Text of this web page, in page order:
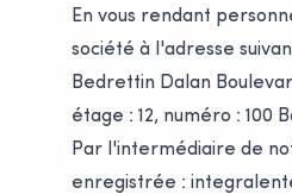
En vous rendant
société à l'adresse
Bedrettin Dalan
étage : 12, numéro : 100
Par l'intermédiaire de
enregistrée :